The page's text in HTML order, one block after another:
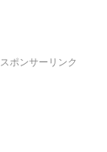
スポンサーリンク